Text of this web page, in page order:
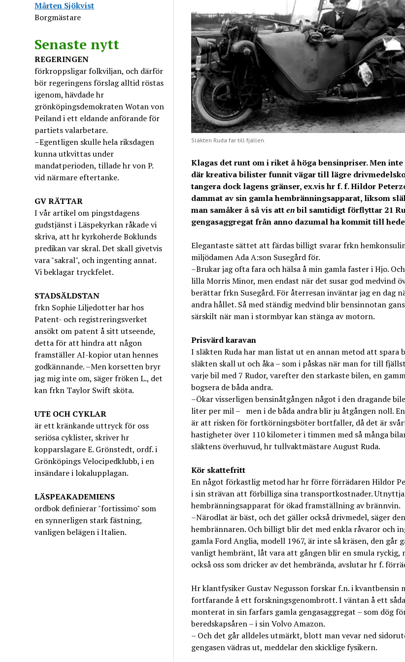
Mårten Sjökvist
Borgmästare
Senaste nytt
REGERINGEN
förkroppsligar folkviljan, och därför
bör regeringens förslag alltid röstas
igenom, hävdade hr
grönköpingsdemokraten Wotan von
Peiland i ett eldande anförande för
partiets valarbetare.
–Egentligen skulle hela riksdagen
kunna utkvittas under
mandatperioden, tillade hr von P.
vid närmare eftertanke.
GVRÄTTAR
I vår artikel om pingstdagens
gudstjänst i Läspekyrkan råkade vi
skriva, att hr kyrkoherde Boklunds
predikan var skral. Det skall givetvis
vara "sakral", och ingenting annat.
Vi beklagar tryckfelet.
STADSÄLDSTAN
frkn Sophie Liljedotter har hos
Patent- och registreringsverket
ansökt om patent å sitt utseende,
detta för att hindra att någon
framställer AI-kopior utan hennes
godkännande. –Men korsetten bryr
jag mig inte om, säger fröken L., det
kan frkn Taylor Swift sköta.
UTE OCH CYKLAR
är ett kränkande uttryck för oss
seriösa cyklister, skriver hr
kopparslagare E. Grönstedt, ordf. i
Grönköpings Velocipedklubb, i en
insändare i lokalupplagan.
LÄSPEAKADEMIENS
ordbok definierar "fortissimo" som
en synnerligen stark fästning,
vanligen belägen i Italien.
Släkten Ruda far till fjällen.
Klagas det runt om i riket å höga bensinpriser. Men
där kreativa bilister funnit vägar till lägre
tangera dock lagens gränser, ex.vis hr f. f. Hildor
dammat av sin gamla hembränningsapparat, liksom
man samåker å så vis attenbil samtidigt förflyttar 21
gengasaggregat från anno dazumal ha kommit till
Elegantaste sättet att färdas billigt svarar frkn
miljödamen Ada A:son Susegård för.
–Brukar jag ofta fara och hälsa å min gamla faster i Hjo.
lilla Morris Minor, men endast när det susar god medvind
berättar frkn Susegård. För återresan inväntar jag en dag
andra hållet. Så med ständig medvind blir bensinnotan
särskilt när man i stormbyar kan stänga av motorn.
Prisvärd karavan
I släkten Ruda har man listat ut en annan metod att spara
släkten skall ut och åka – som i påskas när man for till
varje bil med 7 Rudor, varefter den starkaste bilen, en
bogsera de båda andra.
–Ökar visserligen bensinåtgången något i den dragande
liter per mil – men i de båda andra blir ju åtgången noll.
är att risken för fortkörningsböter bortfaller, då det är
hastigheter över 110 kilometer i timmen med så många
släktens överhuvud, hr tullvaktmästare August Ruda.
Kör skattefritt
En något förkastlig metod har hr förre förrädaren Hildor
i sin strävan att förbilliga sina transportkostnader.
hembränningsapparat för ökad framställning av brännvin.
–Närodlat är bäst, och det gäller också drivmedel, säger
hembrännaren. Och billigt blir det med enkla råvaror och
gamla Ford Anglia, modell 1967, är inte så kräsen, den går
vanligt hembränt, låt vara att gången blir en smula ryckig,
också oss som dricker av det hembrända, avslutar hr f.
Hr klantfysiker Gustav Negusson forskar f.n. i kvantbensin
fortfarande å ett forskningsgenombrott. I väntan å ett
monterat in sin farfars gamla gengasaggregat – som dög
beredskapsåren – i sin Volvo Amazon.
– Och det går alldeles utmärkt, blott man vevar ned
gengasen vädras ut, meddelar den skicklige fysikern.